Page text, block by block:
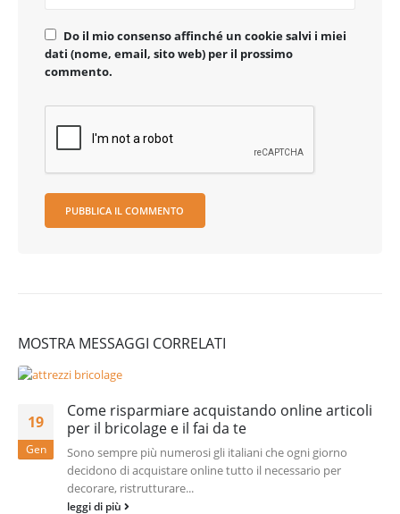
Do il mio consenso affinché un cookie salvi i miei
dati (nome, email, sito web) per il prossimo
commento.
MOSTRA MESSAGGI CORRELATI
19
Gen
Come risparmiare acquistando online articoli
per il bricolage e il fai da te
Sono sempre più numerosi gli italiani che ogni giorno
decidono di acquistare online tutto il necessario per
decorare, ristrutturare...
leggi di più